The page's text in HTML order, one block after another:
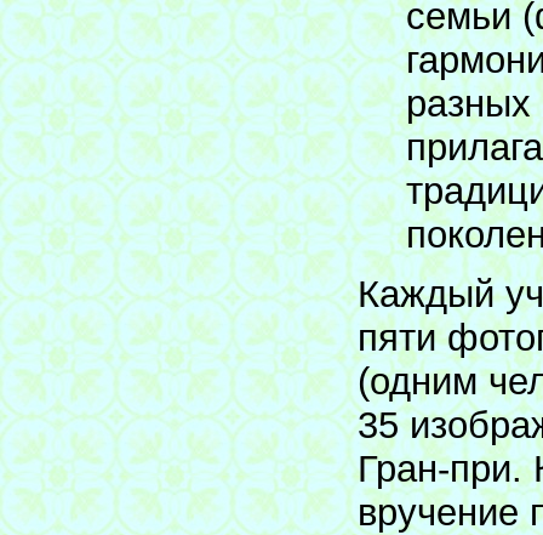
семьи
Каждый
пяти
(одним
35
Гран-при.
вручение